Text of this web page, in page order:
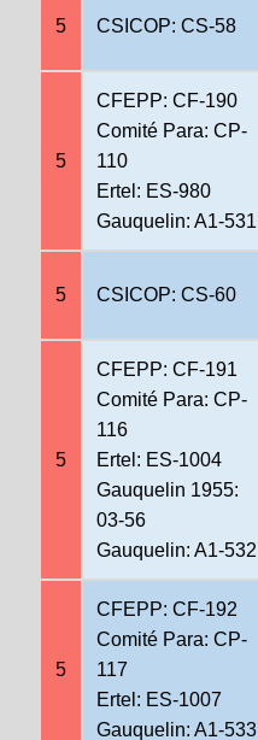
5 CSICOP: CS-58
5
CFEPP: CF-190
Comité Para: CP-
110
Ertel: ES-980
Gauquelin: A1-531
5 CSICOP: CS-60
5
CFEPP: CF-191
Comité Para: CP-
116
Ertel: ES-1004
Gauquelin 1955:
03-56
Gauquelin: A1-532
5
CFEPP: CF-192
Comité Para: CP-
117
Ertel: ES-1007
Gauquelin: A1-533